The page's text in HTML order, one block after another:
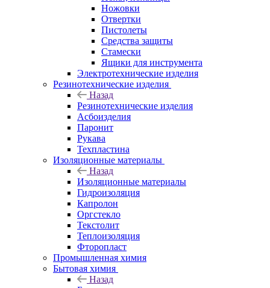
Ножовки
Отвертки
Пистолеты
Средства защиты
Стамески
Ящики для инструмента
Электротехнические изделия
Резинотехнические изделия
Назад
Резинотехнические изделия
Асбоизделия
Паронит
Рукава
Техпластина
Изоляционные материалы
Назад
Изоляционные материалы
Гидроизоляция
Капролон
Оргстекло
Текстолит
Теплоизоляция
Фторопласт
Промышленная химия
Бытовая химия
Назад